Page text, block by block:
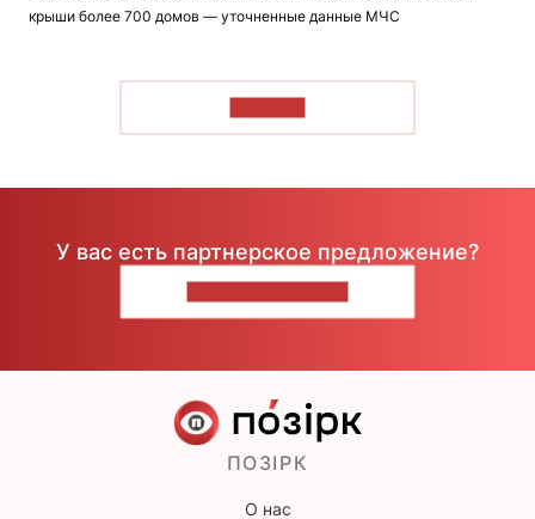
крыши более 700 домов — уточненные данные МЧС
У вас есть партнерское предложение?
ПОЗІРК
О нас